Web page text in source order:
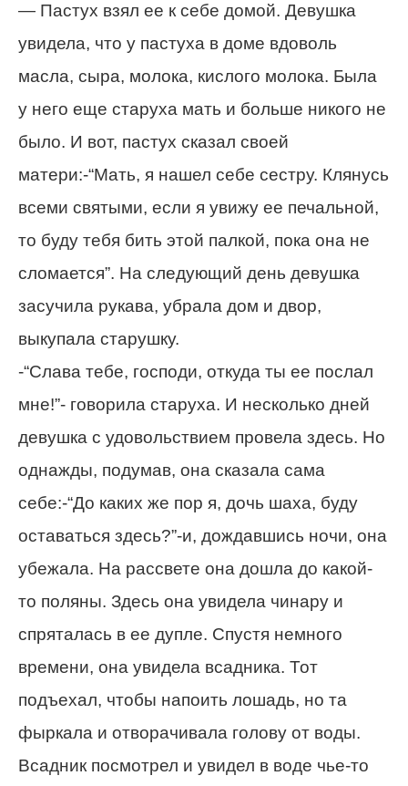
— Пастух взял ее к себе домой. Девушка
увидела, что у пастуха в доме вдоволь
масла, сыра, молока, кислого молока. Была
у него еще старуха мать и больше никого не
было. И вот, пастух сказал своей
матери:-“Мать, я нашел себе сестру. Клянусь
всеми святыми, если я увижу ее печальной,
то буду тебя бить этой палкой, пока она не
сломается”. На следующий день девушка
засучила рукава, убрала дом и двор,
выкупала старушку.
-“Слава тебе, господи, откуда ты ее послал
мне!”- говорила старуха. И несколько дней
девушка с удовольствием провела здесь. Но
однажды, подумав, она сказала сама
себе:-“До каких же пор я, дочь шаха, буду
оставаться здесь?”-и, дождавшись ночи, она
убежала. На рассвете она дошла до какой-
то поляны. Здесь она увидела чинару и
спряталась в ее дупле. Спустя немного
времени, она увидела всадника. Тот
подъехал, чтобы напоить лошадь, но та
фыркала и отворачивала голову от воды.
Всадник посмотрел и увидел в воде чье-то